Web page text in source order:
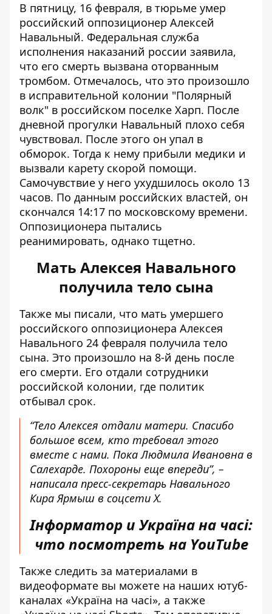
В пятницу, 16 февраля, в тюрьме умер
российский оппозиционер Алексей
Навальный. Федеральная служба
исполнения наказаний россии заявила,
что его смерть вызвана оторванным
тромбом. Отмечалось, что это произошло
в исправительной колонии "Полярный
волк" в российском поселке Харп. После
дневной прогулки Навальный плохо себя
чувствовал. После этого он упал в
обморок. Тогда к нему прибыли медики и
вызвали карету скорой помощи.
Самочувствие у него ухудшилось около 13
часов. По данным российских властей, он
скончался 14:17 по московскому времени.
Оппозиционера пытались
реанимировать, однако тщетно.
Мать Алексея Навального
получила тело сына
Также мы писали, что мать умершего
российского оппозиционера Алексея
Навального 24 февраля получила тело
сына. Это произошло на 8-й день после
его смерти. Его отдали сотрудники
российской колонии, где политик
отбывал срок.
“Тело Алексея отдали матери. Спасибо
большое всем, кто требовал этого
вместе с нами. Пока Людмила Ивановна в
Салехарде. Похороны еще впереди”, –
написала пресс-секретарь Навального
Кира Ярмыш в соцсети X.
Інформатор и Україна на часі:
что посмотреть на YouTube
Также следить за материалами в
видеоформате вы можете на наших ютуб-
каналах «Україна на часі», а также